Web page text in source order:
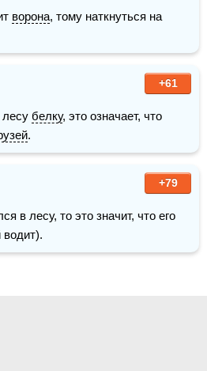
ворона
+61
лесу белку, это означает, что
.
+79
в лесу, то это значит, что его